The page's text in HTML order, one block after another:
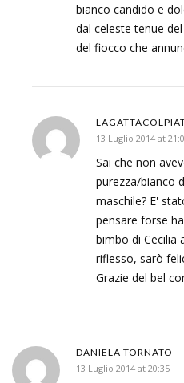
bianco candido e
dal celeste tenue
del fiocco che
13 Luglio 2014 at
Sai che non
purezza/bianco
maschile? E'
pensare forse
bimbo di Cecilia
riflesso, sarò
Grazie del bel
DANIELA TORNATO
13 Luglio 2014 at 20:35